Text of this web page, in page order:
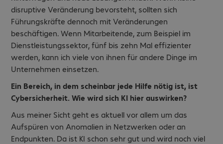
disruptive Veränderung bevorsteht, sollten sich
Führungskräfte dennoch mit Veränderungen
beschäftigen. Wenn Mitarbeitende, zum Beispiel im
Dienstleistungssektor, fünf bis zehn Mal effizienter
werden, kann ich viele von ihnen für andere Dinge im
Unternehmen einsetzen.
Ein Bereich, in dem scheinbar jede Hilfe nötig ist, ist
Cybersicherheit. Wie wird sich KI hier auswirken?
Aus meiner Sicht geht es aktuell vor allem um das
Aufspüren von Anomalien in Netzwerken oder an
Endpunkten. Da ist KI schon sehr gut und wird noch viel